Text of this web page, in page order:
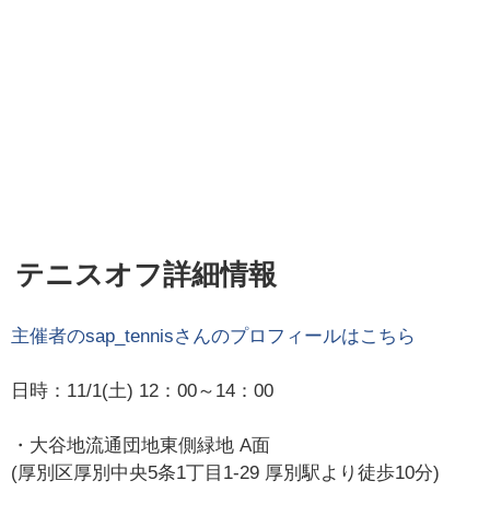
テニスオフ詳細情報
主催者のsap_tennisさんのプロフィールはこちら
日時：11/1(土) 12：00～14：00
・大谷地流通団地東側緑地 A面
(厚別区厚別中央5条1丁目1-29 厚別駅より徒歩10分)